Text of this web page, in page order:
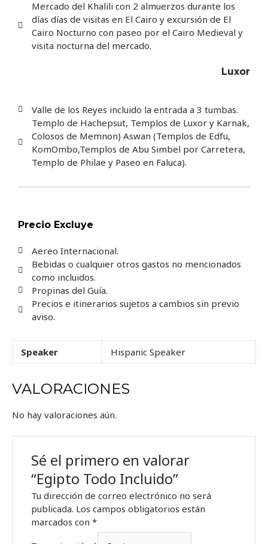
Mercado del Khalili con 2 almuerzos durante los
días días de visitas en El Cairo y excursión de El
Cairo Nocturno con paseo por el Cairo Medieval y
visita nocturna del mercado.
Luxor
Valle de los Reyes incluido la entrada a 3 tumbas.
Templo de Hachepsut, Templos de Luxor y Karnak,
Colosos de Memnon) Aswan (Templos de Edfu,
KomOmbo,Templos de Abu Simbel por Carretera,
Templo de Philae y Paseo en Faluca).
Precio Excluye
Aereo Internacional.
Bebidas o cualquier otros gastos no mencionados
como incluidos.
Propinas del Guía.
Precios e itinerarios sujetos a cambios sin previo
aviso.
Speaker Hispanic Speaker
VALORACIONES
No hay valoraciones aún.
Sé el primero en valorar
“Egipto Todo Incluido”
Tu dirección de correo electrónico no será
publicada. Los campos obligatorios están
marcados con *